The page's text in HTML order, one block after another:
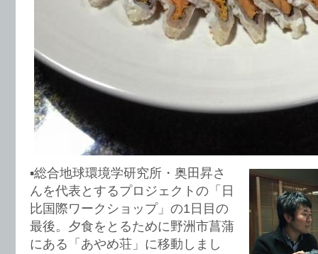
▪︎総合地球環境学研究所・奥田昇さ
んを代表とするプロジェクトの「日
比国際ワークショップ」の1日目の
最後。夕食をとるために野洲市菖蒲
にある「あやめ荘」に移動しまし